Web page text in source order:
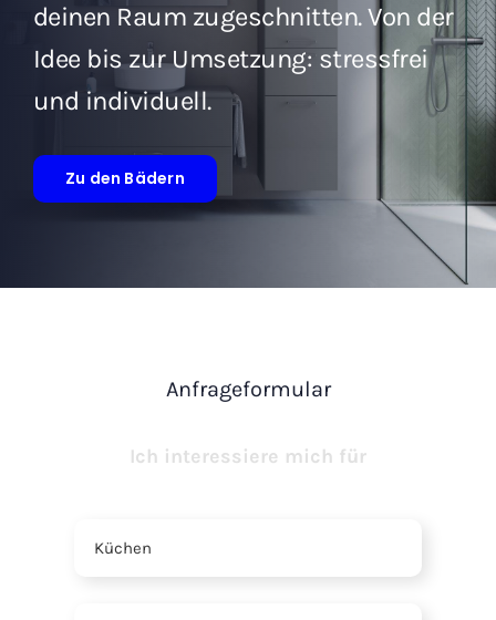
deinen Raum zugeschnitten. Von der
Idee bis zur Umsetzung: stressfrei
und individuell.
Zu den Bädern
Anfrageformular
Ich interessiere mich für
Küchen